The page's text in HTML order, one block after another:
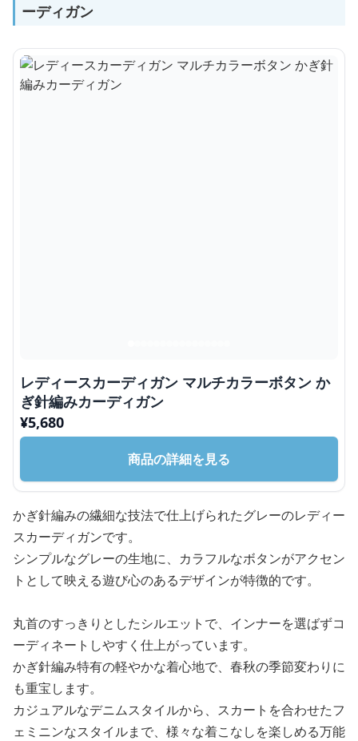
ーディガン
レディースカーディガン マルチカラーボタン か
ぎ針編みカーディガン
¥5,680
商品の詳細を見る
かぎ針編みの繊細な技法で仕上げられたグレーのレディー
スカーディガンです。
シンプルなグレーの生地に、カラフルなボタンがアクセン
トとして映える遊び心のあるデザインが特徴的です。
丸首のすっきりとしたシルエットで、インナーを選ばずコ
ーディネートしやすく仕上がっています。
かぎ針編み特有の軽やかな着心地で、春秋の季節変わりに
も重宝します。
カジュアルなデニムスタイルから、スカートを合わせたフ
ェミニンなスタイルまで、様々な着こなしを楽しめる万能